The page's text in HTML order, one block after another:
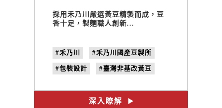
採用禾乃川嚴選黃豆精製而成，豆
香十足，製麵職人創新...
#禾乃川 #禾乃川國產豆製所
#包裝設計 #臺灣非基改黃豆
深入瞭解